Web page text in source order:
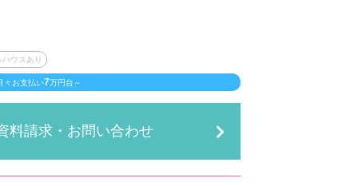
ハウスあり
々お支払い7万円台～
料請求・お問い合わせ